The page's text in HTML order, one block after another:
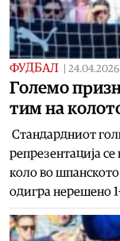
ФУДБАЛ 24.04.2026
Големо
тим на
Стандардниот
репрезентација
коло во шпанското
одигра нерешено